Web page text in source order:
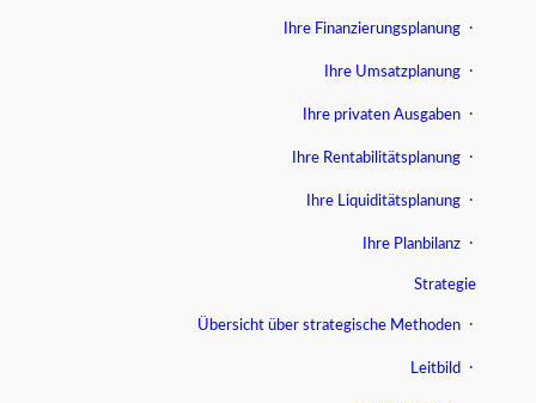
Ihre Finanzierungsplanung
Ihre Umsatzplanung
Ihre privaten Ausgaben
Ihre Rentabilitätsplanung
Ihre Liquiditätsplanung
Ihre Planbilanz
Strategie
Übersicht über strategische Methoden
Leitbild